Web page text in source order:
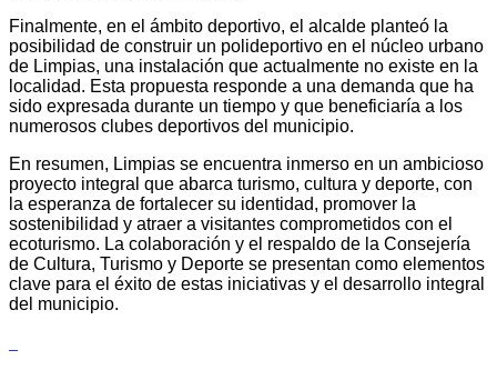
Finalmente, en el ámbito deportivo, el alcalde planteó la
posibilidad de construir un polideportivo en el núcleo urbano
de Limpias, una instalación que actualmente no existe en la
localidad. Esta propuesta responde a una demanda que ha
sido expresada durante un tiempo y que beneficiaría a los
numerosos clubes deportivos del municipio.
En resumen, Limpias se encuentra inmerso en un ambicioso
proyecto integral que abarca turismo, cultura y deporte, con
la esperanza de fortalecer su identidad, promover la
sostenibilidad y atraer a visitantes comprometidos con el
ecoturismo. La colaboración y el respaldo de la Consejería
de Cultura, Turismo y Deporte se presentan como elementos
clave para el éxito de estas iniciativas y el desarrollo integral
del municipio.